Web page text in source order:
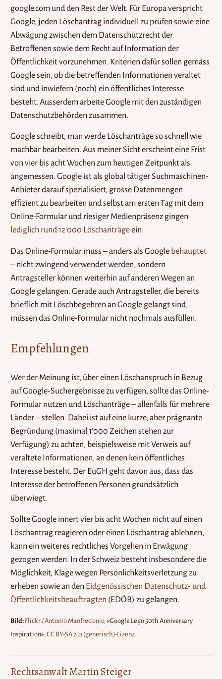
google.com und den Rest der Welt. Für Europa verspricht
Google, jeden Löschantrag individuell zu prüfen sowie eine
Abwägung zwischen dem Datenschutzrecht der
Betroffenen sowie dem Recht auf Information der
Öffentlichkeit vorzunehmen. Kriterien dafür sollen gemäss
Google sein, ob die betreffenden Informationen veraltet
sind und inwiefern (noch) ein öffentliches Interesse
besteht. Ausserdem arbeite Google mit den zuständigen
Datenschutzbehörden zusammen.
Google schreibt, man werde Löschanträge so schnell wie
machbar bearbeiten. Aus meiner Sicht erscheint eine Frist
von vier bis acht Wochen zum heutigen Zeitpunkt als
angemessen. Google ist als global tätiger Suchmaschinen-
Anbieter darauf spezialisiert, grosse Datenmengen
effizient zu bearbeiten und selbst am ersten Tag mit dem
Online-Formular und riesiger Medienpräsenz gingen
lediglich rund 12’000 Löschanträgeein.
Das Online-Formular muss – anders als Google behauptet
– nicht zwingend verwendet werden, sondern
Antragsteller können weiterhin auf anderen Wegen an
Google gelangen. Gerade auch Antragsteller, die bereits
brieflich mit Löschbegehren an Google gelangt sind,
müssen das Online-Formular nicht nochmals ausfüllen.
Empfehlungen
Wer der Meinung ist, über einen Löschanspruch in Bezug
auf Google-Suchergebnisse zu verfügen, sollte das Online-
Formular nutzen und Löschanträge – allenfalls für mehrere
Länder – stellen. Dabei ist auf eine kurze, aber prägnante
Begründung (maximal 1’000 Zeichen stehen zur
Verfügung) zu achten, beispielsweise mit Verweis auf
veraltete Informationen, an denen kein öffentliches
Interesse besteht. Der EuGH geht davon aus, dass das
Interesse der betroffenen Personen grundsätzlich
überwiegt.
Sollte Google innert vier bis acht Wochen nicht auf einen
Löschantrag reagieren oder einen Löschantrag ablehnen,
kann ein weiteres rechtliches Vorgehen in Erwägung
gezogen werden. In der Schweiz besteht insbesondere die
Möglichkeit, Klage wegen Persönlichkeitsverletzung zu
erheben sowie an den Eidgenössischen Datenschutz- und
Öffentlichkeitsbeauftragten (EDÖB) zu gelangen.
Bild: Flickr / Antonio Manfredonio, «Google Lego 50th Anniversary
Inspiration»,CC BY-SA 2.0 (generisch)-Lizenz.
Rechtsanwalt Martin Steiger